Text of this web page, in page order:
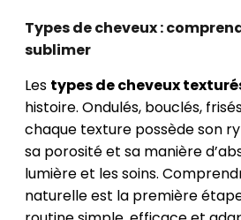
Types de cheveux :
sublimer
Les types de cheveux
histoire. Ondulés, bouclés,
chaque texture possède son
sa porosité et sa manière
lumière et les soins.
naturelle est la première